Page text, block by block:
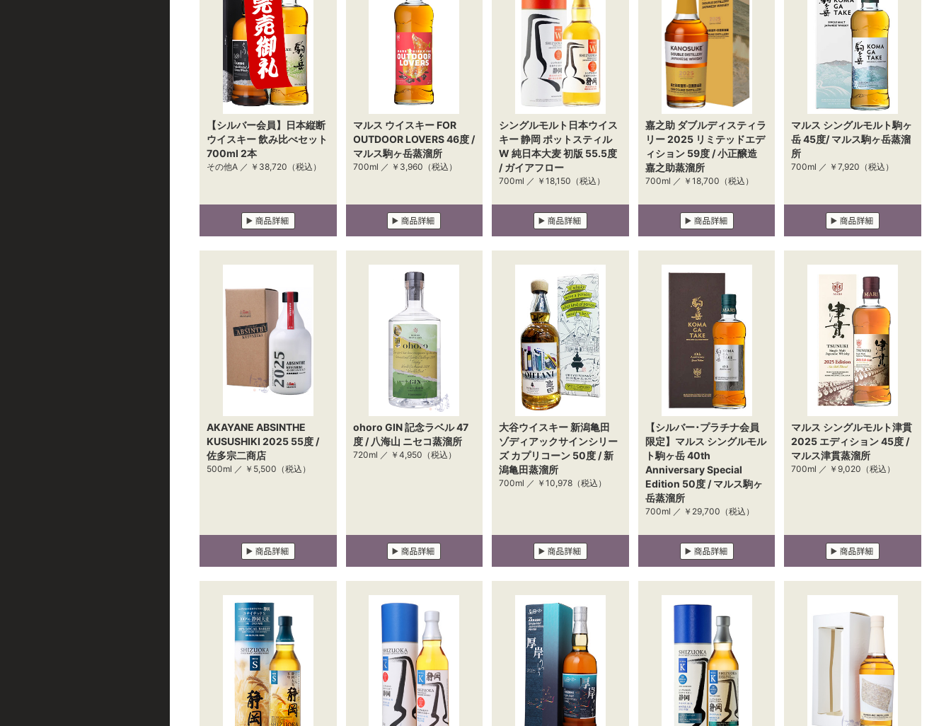
【シルバー会員】日本縦断
ウイスキー 飲み比べセット
700ml 2本
その他A ／ ￥38,720 （税込）
マルス ウイスキー FOR
OUTDOOR LOVERS 46度 /
マルス駒ヶ岳蒸溜所
700ml ／ ￥3,960 （税込）
シングルモルト日本ウイス
キー 静岡 ポットスティル
W 純日本大麦 初版 55.5度
/ ガイアフロー
700ml ／ ￥18,150 （税込）
嘉之助 ダブルディスティラ
リー 2025 リミテッドエデ
ィション 59度 / 小正醸造
嘉之助蒸溜所
700ml ／ ￥18,700 （税込）
マルス シングルモルト駒ヶ
岳 45度/ マルス駒ヶ岳蒸溜
所
700ml ／ ￥7,920 （税込）
AKAYANE ABSINTHE
KUSUSHIKI 2025 55度 /
佐多宗二商店
500ml ／ ￥5,500 （税込）
ohoro GIN 記念ラベル 47
度 / 八海山 ニセコ蒸溜所
720ml ／ ￥4,950 （税込）
大谷ウイスキー 新潟亀田
ゾディアックサインシリー
ズ カプリコーン 50度 / 新
潟亀田蒸溜所
700ml ／ ￥10,978 （税込）
【シルバー･プラチナ会員
限定】マルス シングルモル
ト駒ヶ岳 40th
Anniversary Special
Edition 50度 / マルス駒ヶ
岳蒸溜所
700ml ／ ￥29,700 （税込）
マルス シングルモルト津貫
2025 エディション 45度 /
マルス津貫蒸溜所
700ml ／ ￥9,020 （税込）